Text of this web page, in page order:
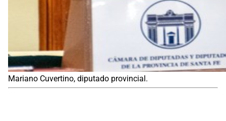
Mariano Cuvertino, diputado provincial.